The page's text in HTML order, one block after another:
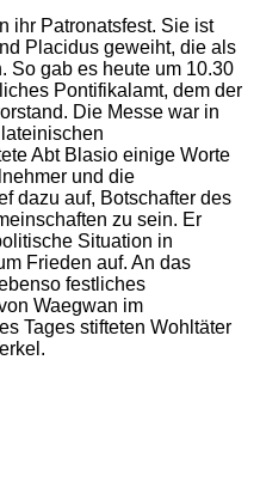
ihr Patronatsfest. Sie ist
Placidus geweiht, die als
So gab es heute um 10.30
Pontifikalamt, dem der
Die Messe war in
Abt Blasio einige Worte
und die
dazu auf, Botschafter des
zu sein. Er
Situation in
Frieden auf. An das
festliches
Waegwan im
Tages stifteten Wohltäter